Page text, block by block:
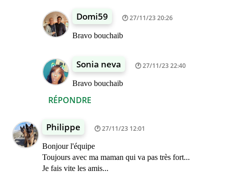
RÉPONDRE
Domi59 27/11/23 20:26
Bravo bouchaib
Sonia neva 27/11/23 22:40
Bravo bouchaib
Philippe 27/11/23 12:01
Bonjour l'équipe
Toujours avec ma maman qui va pas très fort...
Je fais vite les amis...